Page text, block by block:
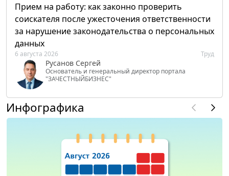
Прием на работу: как законно проверить
соискателя после ужесточения ответственности
за нарушение законодательства о персональных
данных
6 августа 2026 Труд
Русанов Сергей
Основатель и генеральный директор портала
"ЗАЧЕСТНЫЙБИЗНЕС"
Инфографика